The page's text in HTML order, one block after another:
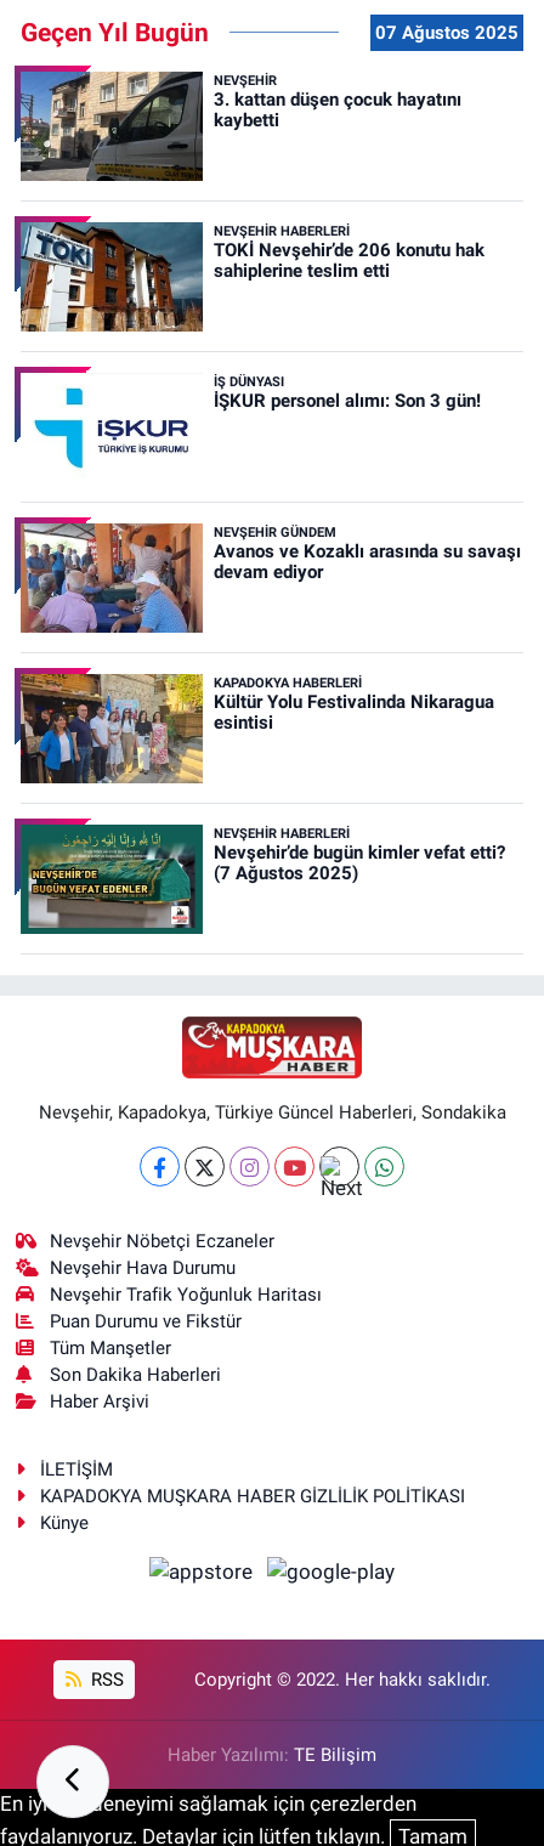
Geçen Yıl Bugün 07 Ağustos 2025
NEVŞEHIR
3. kattan düşen çocuk hayatını
kaybetti
NEVŞEHIR HABERLERI
TOKİ Nevşehir’de 206 konutu hak
sahiplerine teslim etti
İŞ DÜNYASI
İŞKUR personel alımı: Son 3 gün!
NEVŞEHIR GÜNDEM
Avanos ve Kozaklı arasında su savaşı
devam ediyor
KAPADOKYA HABERLERI
Kültür Yolu Festivalinda Nikaragua
esintisi
NEVŞEHIR HABERLERI
Nevşehir’de bugün kimler vefat etti?
(7 Ağustos 2025)
Nevşehir, Kapadokya, Türkiye Güncel Haberleri, Sondakika
Nevşehir Nöbetçi Eczaneler
Nevşehir Hava Durumu
Nevşehir Trafik Yoğunluk Haritası
Puan Durumu ve Fikstür
Tüm Manşetler
Son Dakika Haberleri
Haber Arşivi
İLETİŞİM
KAPADOKYA MUŞKARA HABER GİZLİLİK POLİTİKASI
Künye
RSS Copyright © 2022. Her hakkı saklıdır.
Haber Yazılımı: TE Bilişim
En iyi site deneyimi sağlamak için çerezlerden
faydalanıyoruz. Detaylar için lütfen tıklayın. Tamam